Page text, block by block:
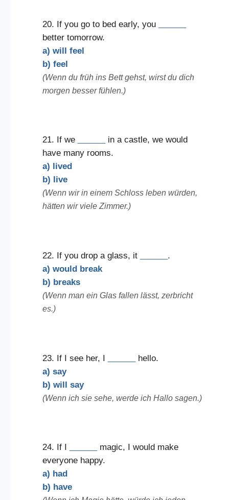
20. If you go to bed early, you
better tomorrow.
a) will feel
b) feel
(Wenn du früh ins Bett gehst, wirst du dich
morgen besser fühlen.)
21. If we
in a castle, we would
have many rooms.
a) lived
b) live
(Wenn wir in einem Schloss leben würden,
hätten wir viele Zimmer.)
22. If you drop a glass, it
.
a) would break
b) breaks
(Wenn man ein Glas fallen lässt, zerbricht
es.)
23. If I see her, I
hello.
a) say
b) will say
(Wenn ich sie sehe, werde ich Hallo sagen.)
24. If I
magic, I would make
everyone happy.
a) had
b) have